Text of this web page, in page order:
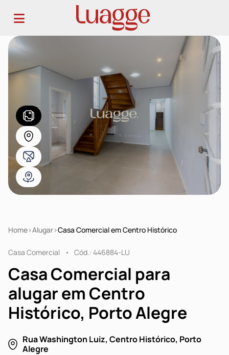
Home Alugar Casa Comercial em Centro Histórico
Casa Comercial Cód.: 446884-LU
Casa Comercial para
alugar em Centro
Histórico, Porto Alegre
Rua Washington Luiz, Centro Histórico, Porto
Alegre